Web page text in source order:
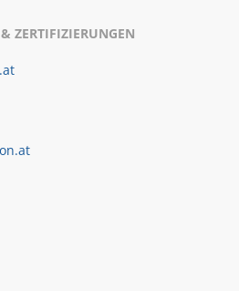
ZERTIFIZIERUNGEN